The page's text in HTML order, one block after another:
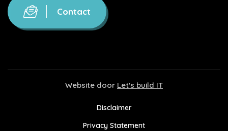
Contact
Website door Let's build IT
Disclaimer
Privacy Statement